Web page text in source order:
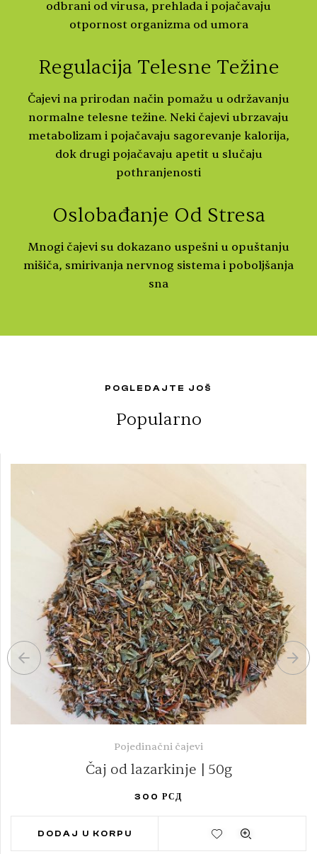
odbrani od virusa, prehlada i pojačavaju
otpornost organizma od umora
Regulacija Telesne Težine
Čajevi na prirodan način pomažu u održavanju
normalne telesne težine. Neki čajevi ubrzavaju
metabolizam i pojačavaju sagorevanje kalorija,
dok drugi pojačavaju apetit u slučaju
pothranjenosti
Oslobađanje Od Stresa
Mnogi čajevi su dokazano uspešni u opuštanju
mišiča, smirivanja nervnog sistema i poboljšanja
sna
POGLEDAJTE JOŠ
Popularno
Pojedinačni čajevi
Čaj od lazarkinje | 50g
300 РСД
DODAJ U KORPU